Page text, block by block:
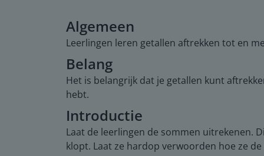
Algemeen
Leerlingen leren getallen aftrekken tot en
Belang
Het is belangrijk dat je getallen kunt
hebt.
Introductie
Laat de leerlingen de sommen uitrekenen.
klopt. Laat ze hardop verwoorden hoe ze